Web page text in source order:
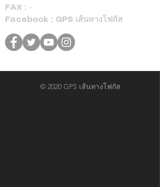
FAX : -
Facebook : GPS เส้นทางโฟกัส
© 2020 GPS เส้นทางโฟกัส